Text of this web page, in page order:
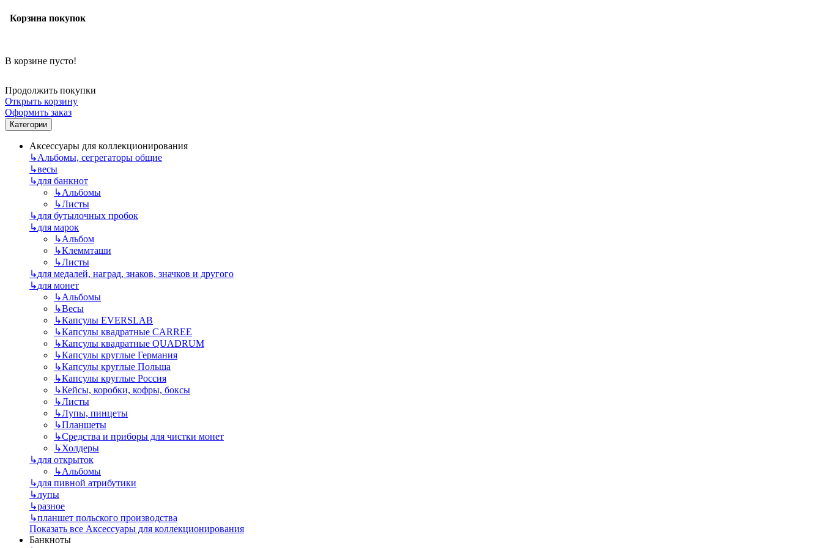
Корзина покупок
В корзине пусто!
Продолжить покупки
Открыть корзину
Оформить заказ
Категории
Аксессуары для коллекционирования
↳Альбомы, сегрегаторы общие
↳весы
↳для банкнот
↳Альбомы
↳Листы
↳для бутылочных пробок
↳для марок
↳Альбом
↳Клеммташи
↳Листы
↳для медалей, наград, знаков, значков и другого
↳для монет
↳Альбомы
↳Весы
↳Капсулы EVERSLAB
↳Капсулы квадратные CARREE
↳Капсулы квадратные QUADRUM
↳Капсулы круглые Германия
↳Капсулы круглые Польша
↳Капсулы круглые Россия
↳Кейсы, коробки, кофры, боксы
↳Листы
↳Лупы, пинцеты
↳Планшеты
↳Средства и приборы для чистки монет
↳Холдеры
↳для открыток
↳Альбомы
↳для пивной атрибутики
↳лупы
↳разное
↳планшет польского производства
Показать все Аксессуары для коллекционирования
Банкноты